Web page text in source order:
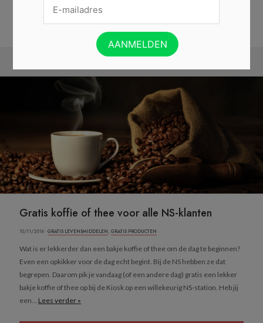
Gratis koffie of thee voor alle NS-klanten
10/11/2016 ·GRATIS LEVENSMIDDELEN, GRATIS PRODUCTEN
Wat is er lekkerder dan een bakje koffie of thee om de dag te beginnen?
Even een opkikker voor de dag echt begint. Bij de NS hebben ze dat
begrepen. Daarom pik je vandaag (of een andere dag) gratis een lekker
bakje koffie of thee op bij de Kiosk op een willekeurig NS-station. Heb jij
een... Lees verder »